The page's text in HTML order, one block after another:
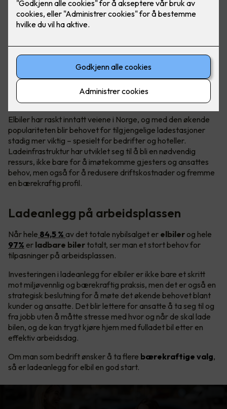
enklere ved å installere ladeanlegg på arbeidsplassen.
Foto: Marthe Thu (Zaptec)
Utskifting til elbiler
Elbiler har raskt inntatt veiene i Norge, og med den økende
populariteten blir behovet for tilgjengelige ladestasjoner
stadig mer viktig – spesielt for bedrifter og hoteller.
Ladeinfrastruktur har utviklet seg til å bli en nødvendig
ressurs, ikke bare for å imøtekomme gjesters og ansattes
behov, men også for å redusere driftskostnader og fremme
en bærekraftig profil.
Ladeanlegg på arbeidsplassen
Når hele 84,5 % av det totale nybilsalget er elbiler og hele
97% er ladbare biler totalt, ser man et stort behov for
tilpasninger på arbeidsplassen.
Investeringen i ladeanlegg for elbiler er ikke bare et skritt
mot miljøvennlig og bærekraftig praksis, men det er også en
strategisk beslutning for å møte det økende behovet blant
kunder og ansatte. Det blir lettere for ansatte å ta seg til og
fra jobb uten å måtte stresse med hvor og når de skal lade
bilen, og de kan trygt kjøre hjem med fulladet bil etter en
effektiv arbeidsdag.
Om man som bedrift ønsker å ta flere bærekraftige valg,
så er ladeanlegg for elbil en god start.